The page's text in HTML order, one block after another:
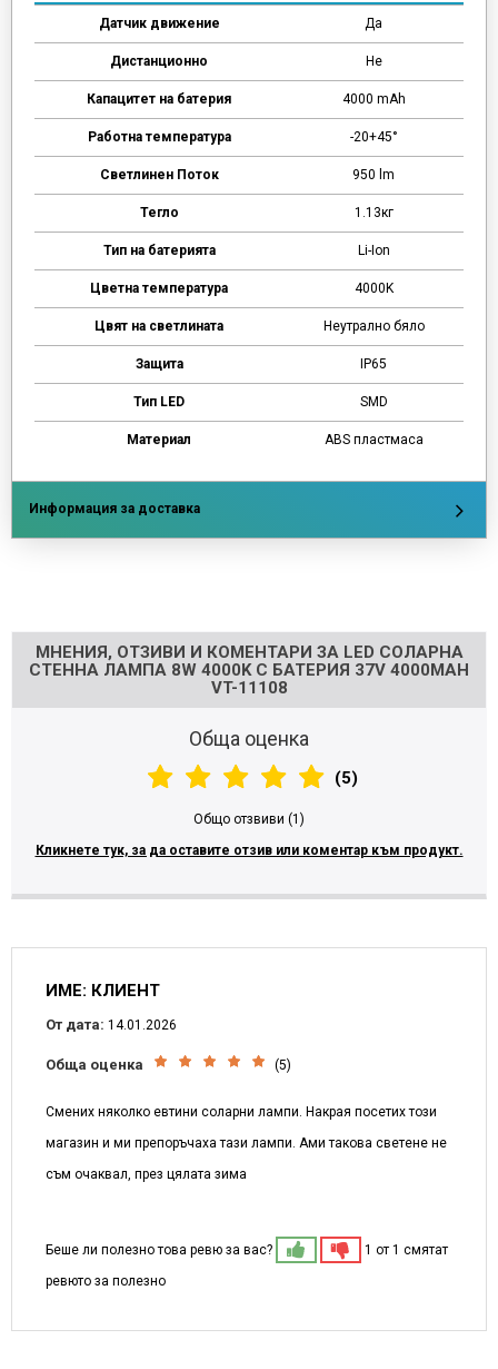
Датчик движение Да
Дистанционно Не
Капацитет на батерия 4000 mAh
Работна температура -20+45°
Светлинен Поток 950 lm
Тегло 1.13кг
Тип на батерията Li-Ion
Цветна температура 4000K
Цвят на светлината Неутрално бяло
Защита IP65
Тип LED SMD
Материал ABS пластмаса
Информация за доставка
МНЕНИЯ, ОТЗИВИ И КОМЕНТАРИ ЗА LED СОЛАРНА
СТЕННА ЛАМПА 8W 4000K С БАТЕРИЯ 37V 4000MAH
VT-11108
Обща оценка
(5)
Общо отзвиви (1)
Кликнете тук, за да оставите отзив или коментар към продукт.
ИМЕ: КЛИЕНТ
От дата: 14.01.2026
Обща оценка (5)
Смених няколко евтини соларни лампи. Накрая посетих този
магазин и ми препоръчаха тази лампи. Ами такова светене не
съм очаквал, през цялата зима
Беше ли полезно това ревю за вас?
1 от 1 смятат
ревюто за полезно